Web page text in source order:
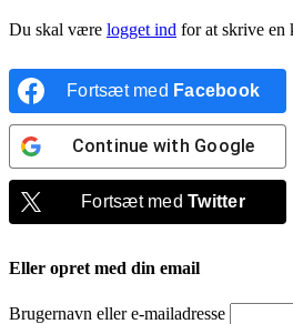
Du skal være logget ind for at skrive en
Fortsæt med Facebook
Continue with Google
Fortsæt medTwitter
Eller opret med din email
Brugernavn eller e-mailadresse